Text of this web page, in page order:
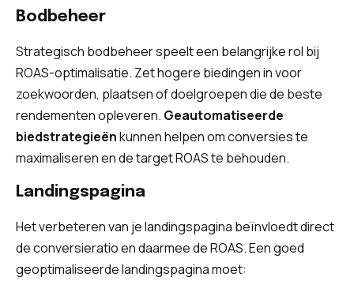
Bodbeheer
Strategisch bodbeheer speelt een belangrijke rol bij
ROAS-optimalisatie. Zet hogere biedingen in voor
zoekwoorden, plaatsen of doelgroepen die de beste
rendementen opleveren. Geautomatiseerde
biedstrategieënkunnen helpen om conversies te
maximaliseren en de target ROAS te behouden.
Landingspagina
Het verbeteren van je landingspagina beïnvloedt direct
de conversieratio en daarmee de ROAS. Een goed
geoptimaliseerde landingspagina moet: